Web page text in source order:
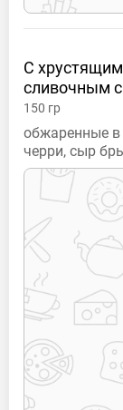
С
сливочным
150 гр
обжаренные
черри, сыр